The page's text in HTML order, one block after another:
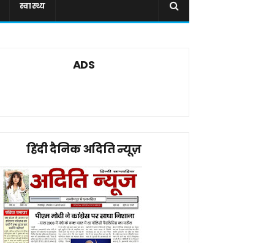
स्वास्थ्य
ADS
हिंदी दैनिक अदिति न्यूज़